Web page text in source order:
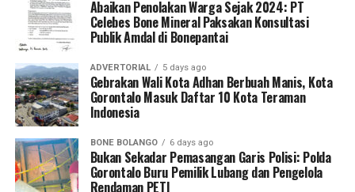
dilanjutkan
sambutan Kapolri secara daring,
kemudian
penanaman jagung simbolis,foto bersama
serta diakhiri denganbuka puasa bersama
undangan dan masyarakat setempat.
ProgramTanam Raya Jagung Serentak Kuartal I
Tahun 2026
menjadi bagian dari
pemerintah
memperkuat ketahanan pangan nasional,
meningkatkan produksi jagung sebagai bahan pangan
alternatif, bahan baku industri, serta pakan ternak.
Pihak penyelenggara MBG telah
menyampaikanpermohonan maafdan berkomitmen
memperbaiki pengawasan bahan pangan agar kejadian
serupa tidak terulang.
Menanggapi hal itu,dr. Sri Darsianti
Tunamenyampaikan
pentingnya menjaga kualitas makanan dalam setiap
distribusi program.
“Program MBG ini bertujuan untuk pemenuhan gizi
Abaikan Penolakan Warga Sejak 2024: PT
Celebes Bone Mineral Paksakan Konsultasi
Publik Amdal di Bonepantai
ADVERTORIAL 5 days ago
Gebrakan Wali Kota Adhan Berbuah Manis, Kota
Gorontalo Masuk Daftar 10 Kota Teraman
Indonesia
BONE BOLANGO 6 days ago
Bukan Sekadar Pemasangan Garis Polisi: Polda
Gorontalo Buru Pemilik Lubang dan Pengelola
Rendaman PETI